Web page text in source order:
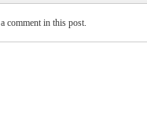
comment in this post.